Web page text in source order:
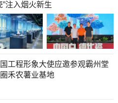
”注入烟火新生
工程形象大使应邀参观霸州堂
禾农薯业基地